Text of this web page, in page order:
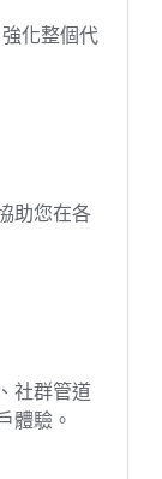
化整個代
助您在各
社群管道
體驗。